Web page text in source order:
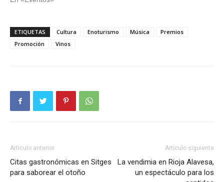
ETIQUETAS Cultura Enoturismo Música
Premios
Promoción
Vinos
Artículo anterior
Citas gastronómicas en Sitges
para saborear el otoño
Artículo siguiente
La vendimia en Rioja Alavesa,
un espectáculo para los